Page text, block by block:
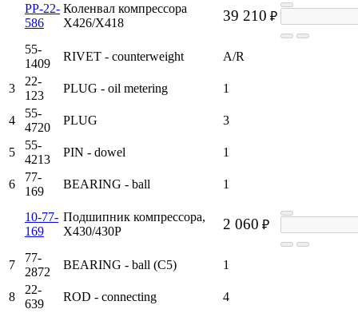
PP-22-
586
Коленвал компрессора
X426/X418
39 210 ₽
55-
1409
RIVET - counterweight A/R
3
22-
123
PLUG - oil metering 1
4
55-
4720
PLUG 3
5
55-
4213
PIN - dowel 1
6
77-
169
BEARING - ball 1
10-77-
169
Подшипник компрессора,
X430/430P
2 060 ₽
7
77-
2872
BEARING - ball (C5) 1
8
22-
639
ROD - connecting 4